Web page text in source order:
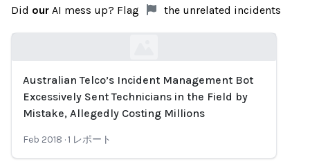
Did our AI mess up? Flag the unrelated incidents
Loading...
Australian Telco’s Incident Management Bot
Excessively Sent Technicians in the Field by
Mistake, Allegedly Costing Millions
Feb 2018 ·1 レポート